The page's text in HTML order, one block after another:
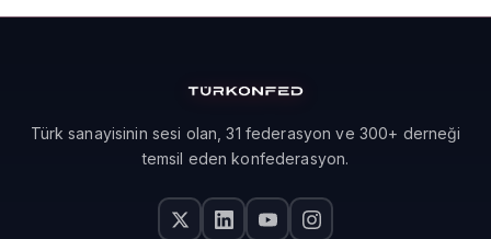
Türk sanayisinin sesi olan, 31 federasyon ve 300+ derneği
temsil eden konfederasyon.